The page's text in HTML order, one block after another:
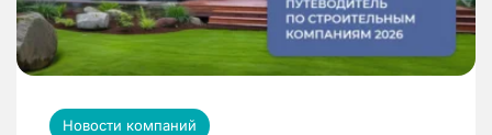
Новости компаний